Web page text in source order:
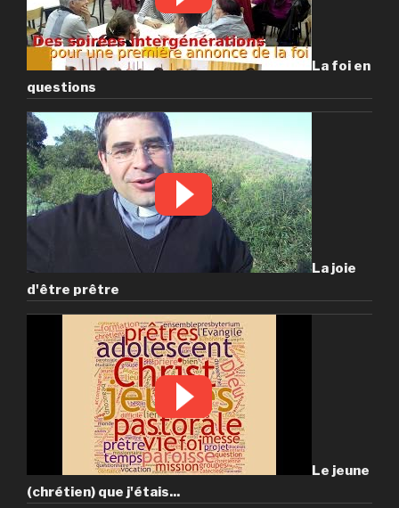
La foi en
questions
La joie
d'être prêtre
Le jeune
(chrétien) que j'étais...